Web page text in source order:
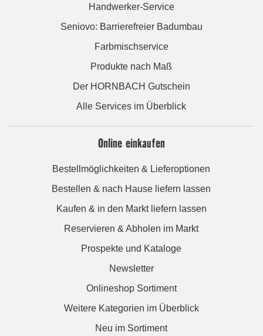
Handwerker-Service
Seniovo: Barrierefreier Badumbau
Farbmischservice
Produkte nach Maß
Der HORNBACH Gutschein
Alle Services im Überblick
Online einkaufen
Bestellmöglichkeiten & Lieferoptionen
Bestellen & nach Hause liefern lassen
Kaufen & in den Markt liefern lassen
Reservieren & Abholen im Markt
Prospekte und Kataloge
Newsletter
Onlineshop Sortiment
Weitere Kategorien im Überblick
Neu im Sortiment